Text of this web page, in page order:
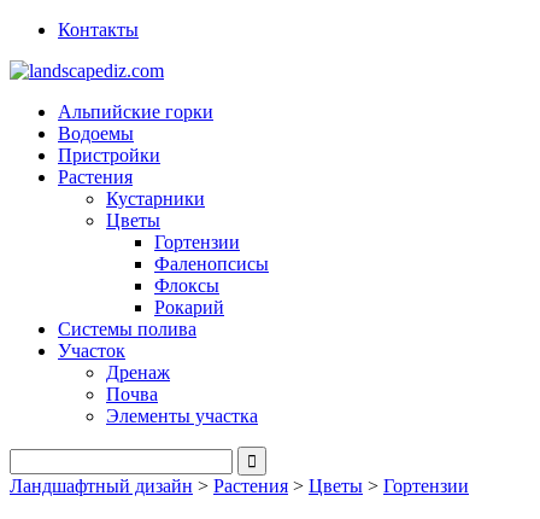
Контакты
Альпийские горки
Водоемы
Пристройки
Растения
Кустарники
Цветы
Гортензии
Фаленопсисы
Флоксы
Рокарий
Системы полива
Участок
Дренаж
Почва
Элементы участка
Ландшафтный дизайн > Растения > Цветы > Гортензии